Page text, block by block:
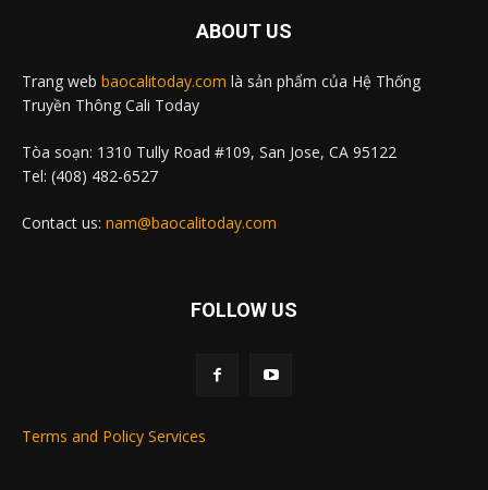
ABOUT US
Trang web baocalitoday.com là sản phẩm của Hệ Thống
Truyền Thông Cali Today
Tòa soạn: 1310 Tully Road #109, San Jose, CA 95122
Tel: (408) 482-6527
Contact us: nam@baocalitoday.com
FOLLOW US
Terms and Policy Services